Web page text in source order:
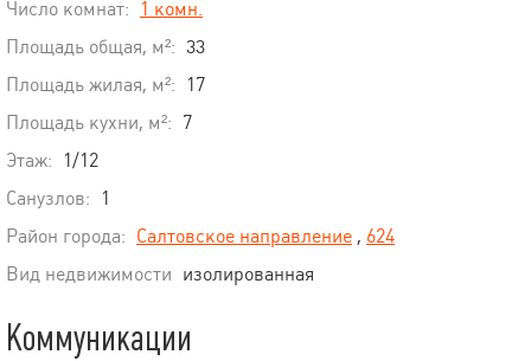
Число комнат:
1 комн.
Площадь общая, м²: 33
Площадь жилая, м²:
17
Площадь кухни, м²: 7
Этаж:
1/12
Санузлов:
1
Район города: Салтовское направление , 624
Вид недвижимости изолированная
Коммуникации